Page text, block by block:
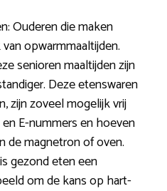
Ouderen die maken
opwarmmaaltijden.
senioren maaltijden zijn
Deze etenswaren
zijn zoveel mogelijk vrij
E-nummers en hoeven
de magnetron of oven.
gezond eten een
om de kans op hart-